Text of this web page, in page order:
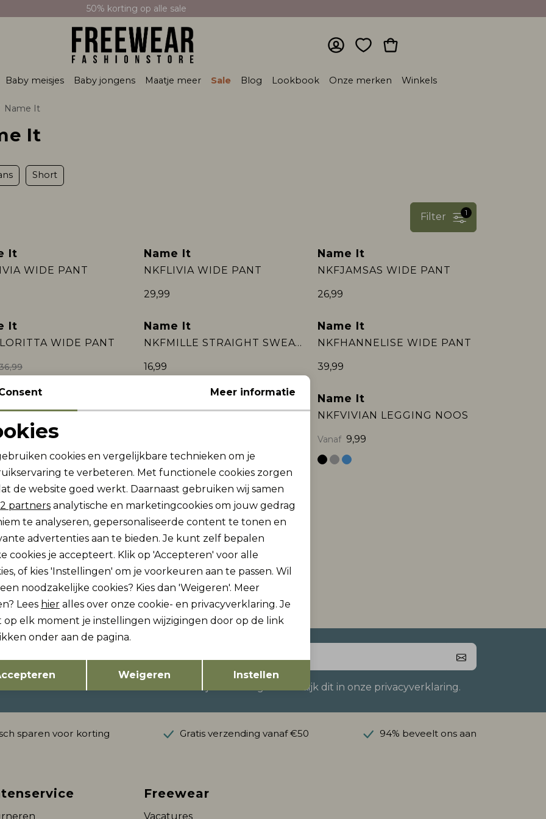
50% korting op alle sale
Baby meisjes Baby jongens Maatje meer Sale Blog Lookbook Onze merken Winkels
Name It
It
Short
1
Filter
It
WIDE PANT
Nieuw
Name It
NKFLIVIA WIDE PANT
29,99
Name It
NKFJAMSAS WIDE PANT
26,99
It
WIDE PANT
Name It
NKFMILLE STRAIGHT SWEAT PANT UNB NO:
16,99
Name It
NKFHANNELISE WIDE PANT
39,99
It
R LONG JOHN NBNLAPPA PANT
Name It
NKFVIVIAN LEGGING NOOS
Vanaf 9,99
It
LEGGING NOOS
9,99
Name It
9,99
zijn?
dan ook gelijk €5,-
Hoe we met je data omgaan? Bekijk dit in onze privacyverklaring.
sparen voor korting Gratis verzending vanaf €50 94% beveelt ons aan
Freewear
cookies
cookies Marketing cookies
Terug Opslaan
Meer informatie
cookies en vergelijkbare technieken om je
te verbeteren. Met functionele cookies zorgen
de website goed werkt. Daarnaast gebruiken wij samen
2 partners analytische en marketingcookies om jouw gedrag
te analyseren, gepersonaliseerde content te tonen en
advertenties aan te bieden. Je kunt zelf bepalen
cookies je accepteert. Klik op 'Accepteren' voor alle
of kies 'Instellingen' om je voorkeuren aan te passen. Wil
noodzakelijke cookies? Kies dan 'Weigeren'. Meer
Lees hier alles over onze cookie- en privacyverklaring. Je
op elk moment je instellingen wijzigingen door op de link
onder aan de pagina.
Weigeren Instellen